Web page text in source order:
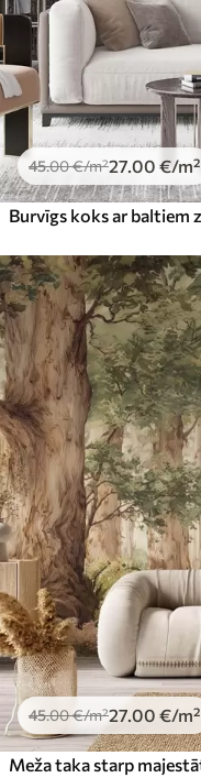
45.00€/m²27 .00 €/m²
45.00€/m²27 .00 €/m²